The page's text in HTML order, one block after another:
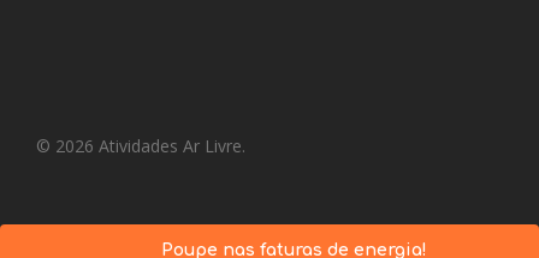
© 2026 Atividades Ar Livre.
Poupe nas faturas de energia!